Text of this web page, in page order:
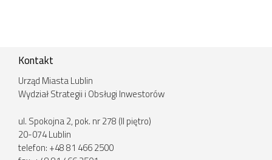
Kontakt
Urząd Miasta Lublin
Wydział Strategii i Obsługi Inwestorów
ul. Spokojna 2, pok. nr 278 (II piętro)
20-074 Lublin
telefon: +48 81 466 2500